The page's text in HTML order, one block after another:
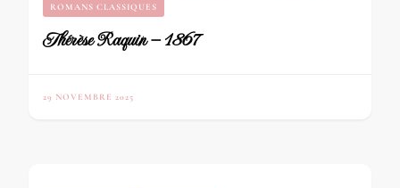
ROMANS CLASSIQUES
Thérèse Raquin – 1867
29 NOVEMBRE 2025